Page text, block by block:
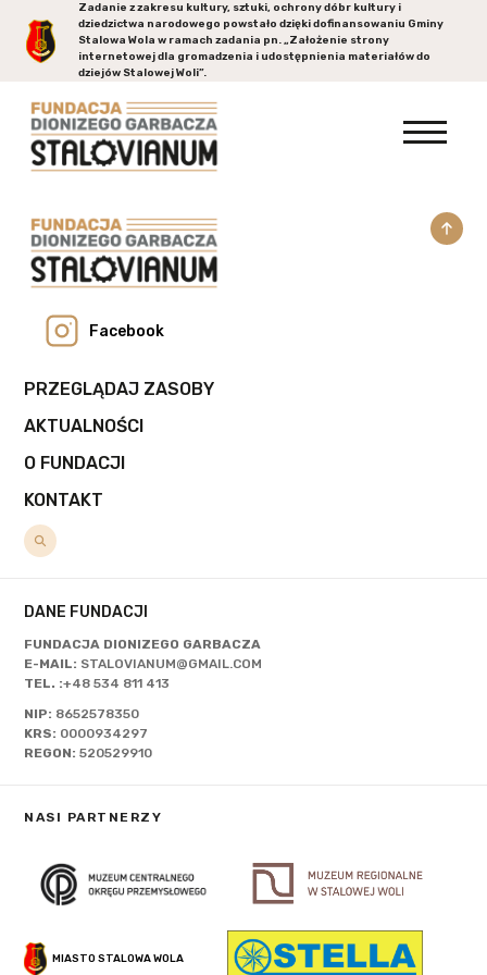
Zadanie z zakresu kultury, sztuki, ochrony dóbr kultury i
dziedzictwa narodowego powstało dzięki dofinansowaniu Gminy
Stalowa Wolaw ramach zadania pn. „Założenie strony
internetowej dla gromadzenia i udostępnienia materiałów do
dziejów Stalowej Woli”.
Facebook
PRZEGLĄDAJ ZASOBY
AKTUALNOŚCI
O FUNDACJI
KONTAKT
DANE FUNDACJI
FUNDACJA DIONIZEGO GARBACZA
E-MAIL: STALOVIANUM@GMAIL.COM
TEL. :+48 534 811 413
NIP: 8652578350
KRS: 0000934297
REGON:520529910
NASI PARTNERZY
MIASTO STALOWA WOLA